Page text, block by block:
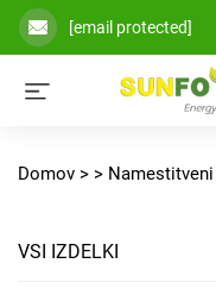
[email protected]
Domov > >
VSI IZDELKI